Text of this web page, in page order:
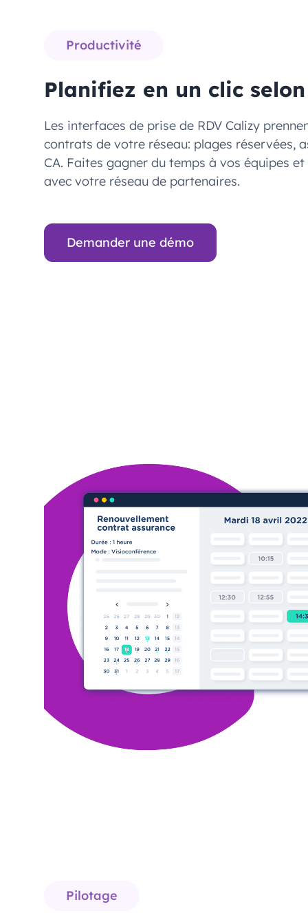
Productivité
Planifiez en un clic
Les interfaces de prise de RDV Calizy
contrats de votre réseau: plages réservées,
CA. Faites gagner du temps à vos équipes
avec votre réseau de partenaires.
Demander une démo
Pilotage